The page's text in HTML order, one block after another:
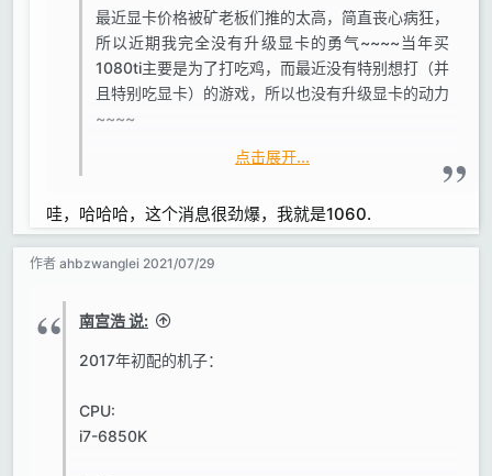
最近显卡价格被矿老板们推的太高，简直丧心病狂，
所以近期我完全没有升级显卡的勇气~~~~当年买
1080ti主要是为了打吃鸡，而最近没有特别想打（并
且特别吃显卡）的游戏，所以也没有升级显卡的动力
~~~~
而且最近出了个好消息：AMD研发出来了一套“RIS
开放的，号称连NVIDIA的显卡都能支持（10系列以
上的N卡），号称可以免费给现有的游戏显卡提升
40%游戏性能~~~~苏妈这招真是阴险且致命~~~老
游戏玩家保有量最大的显卡是NVIDIA的1060显卡，
用户们就更没有动力去买老黄的新卡了~~~~
点击展开...
哇，哈哈哈，这个消息很劲爆，我就是1060.
作者 ahbzwanglei 2021/07/29
南宫浩 说:
2017年初配的机子：
CPU:
i7-6850K